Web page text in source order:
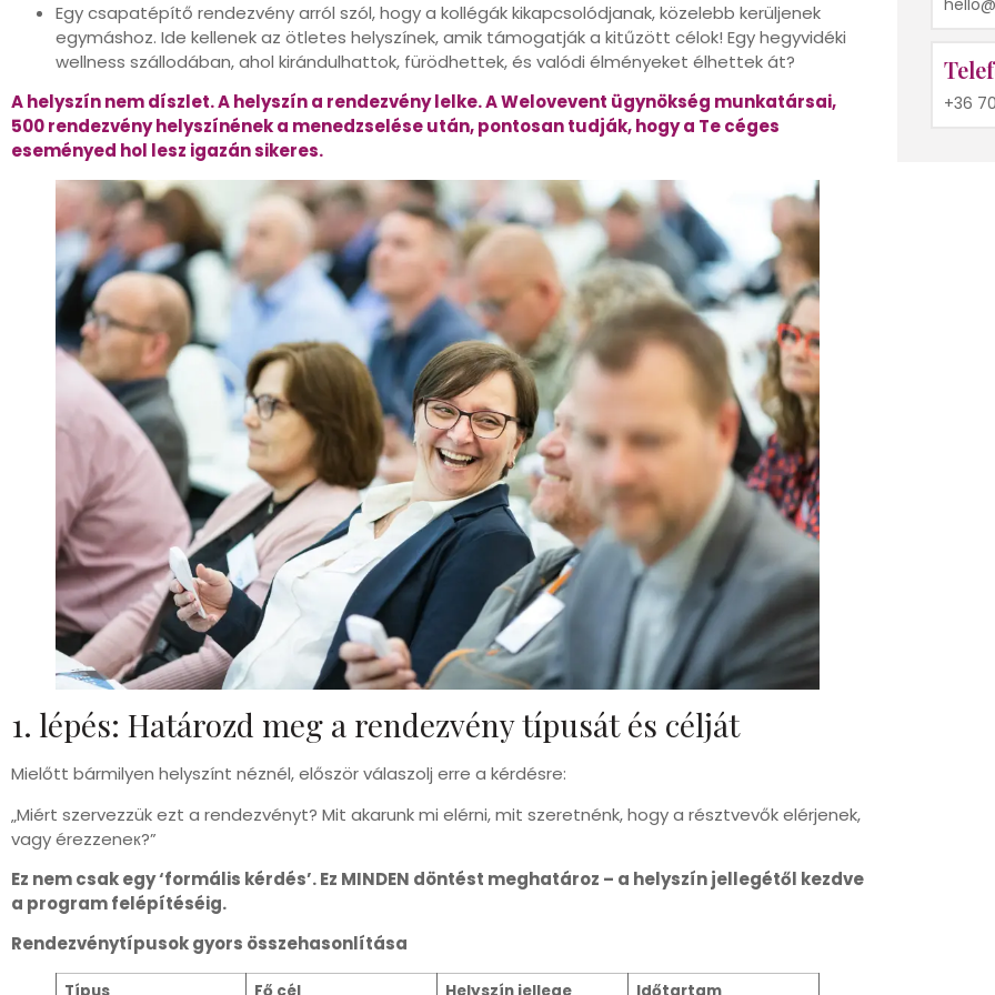
Egy csapatépítő rendezvény arról szól, hogy a kollégák kikapcsolódjanak, közelebb kerüljenek
egymáshoz. Ide kellenek az ötletes helyszínek, amik támogatják a kitűzött célok! Egy hegyvidéki
wellness szállodában, ahol kirándulhattok, fürödhettek, és valódi élményeket élhettek át?
A helyszín nem díszlet. A helyszín a rendezvény lelke. A Welovevent ügynökség munkatársai,
500 rendezvény helyszínének a menedzselése után, pontosan tudják, hogy a Te céges
eseményed hol lesz igazán sikeres.
1. lépés: Határozd meg a rendezvény típusát és célját
Mielőtt bármilyen helyszínt néznél, először válaszolj erre a kérdésre:
„Miért szervezzük ezt a rendezvényt? Mit akarunk mi elérni, mit szeretnénk, hogy a résztvevők elérjenek,
vagy érezzeneк?”
Ez nem csak egy ‘formális kérdés’. Ez MINDEN döntést meghatároz – a helyszín jellegétől kezdve
a program felépítéséig.
Rendezvénytípusok gyors összehasonlítása
+36